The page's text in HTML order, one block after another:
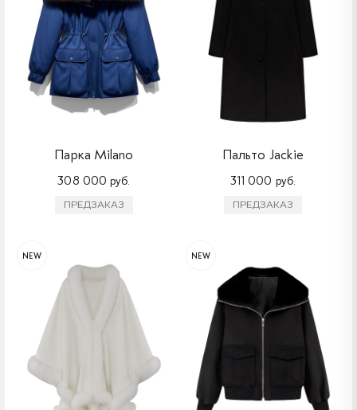
Парка Milano
308 000 руб.
ПРЕДЗАКАЗ
Пальто Jackie
311 000 руб.
ПРЕДЗАКАЗ
NEW NEW